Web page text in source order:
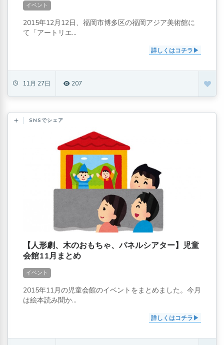
イベント
2015年12月12日、福岡市博多区の福岡アジア美術館に
て「アートリエ...
詳しくはコチラ
11月 27日 207
SNSでシェア
【人形劇、木のおもちゃ、パネルシアター】児童
会館11月まとめ
イベント
2015年11月の児童会館のイベントをまとめました。今月
は絵本読み聞か...
詳しくはコチラ